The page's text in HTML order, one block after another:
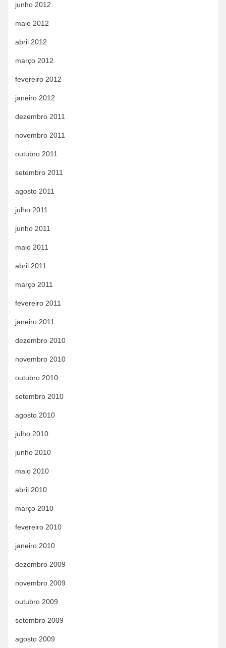
junho 2012
maio 2012
abril 2012
março 2012
fevereiro 2012
janeiro 2012
dezembro 2011
novembro 2011
outubro 2011
setembro 2011
agosto 2011
julho 2011
junho 2011
maio 2011
abril 2011
março 2011
fevereiro 2011
janeiro 2011
dezembro 2010
novembro 2010
outubro 2010
setembro 2010
agosto 2010
julho 2010
junho 2010
maio 2010
abril 2010
março 2010
fevereiro 2010
janeiro 2010
dezembro 2009
novembro 2009
outubro 2009
setembro 2009
agosto 2009